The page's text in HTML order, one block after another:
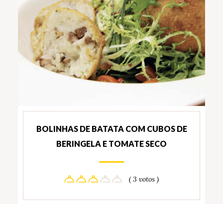
BOLINHAS DE BATATA COM CUBOS DE
BERINGELA E TOMATE SECO
( 3 votos )